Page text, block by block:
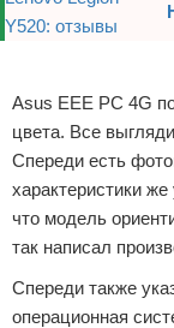
Asus EEE PC 4G
цвета. Все
Спереди есть
характеристики
что модель
так написал
Спереди также
операционная